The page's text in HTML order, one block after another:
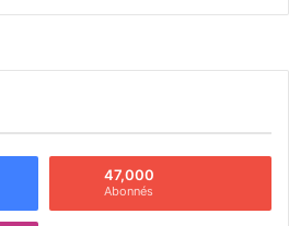
47,000
Abonnés